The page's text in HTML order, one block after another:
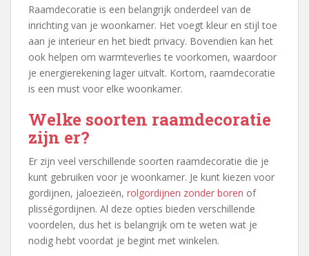
Raamdecoratie is een belangrijk onderdeel van de
inrichting van je woonkamer. Het voegt kleur en stijl toe
aan je interieur en het biedt privacy. Bovendien kan het
ook helpen om warmteverlies te voorkomen, waardoor
je energierekening lager uitvalt. Kortom, raamdecoratie
is een must voor elke woonkamer.
Welke soorten raamdecoratie
zijn er?
Er zijn veel verschillende soorten raamdecoratie die je
kunt gebruiken voor je woonkamer. Je kunt kiezen voor
gordijnen, jaloezieën, rolgordijnen zonder boren of
plisségordijnen. Al deze opties bieden verschillende
voordelen, dus het is belangrijk om te weten wat je
nodig hebt voordat je begint met winkelen.